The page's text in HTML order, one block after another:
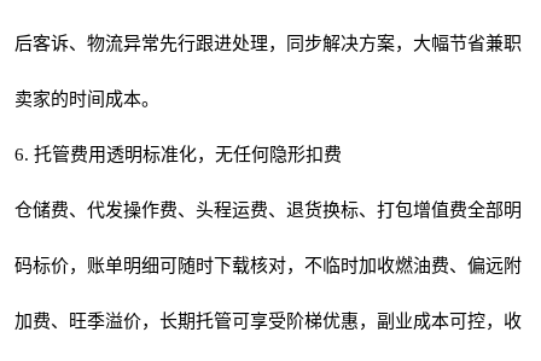
后客诉、物流异常先行跟进处理，同步解决方案，大幅节省兼职
卖家的时间成本。
6. 托管费用透明标准化，无任何隐形扣费
仓储费、代发操作费、头程运费、退货换标、打包增值费全部明
码标价，账单明细可随时下载核对，不临时加收燃油费、偏远附
加费、旺季溢价，长期托管可享受阶梯优惠，副业成本可控，收